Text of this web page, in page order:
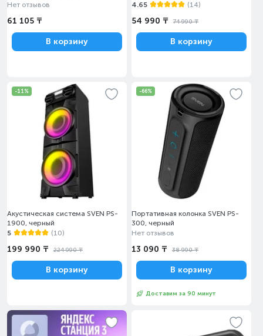
Нет отзывов
61 105 ₸
В корзину
4.65 (14)
54 990 ₸ 74 990 ₸
В корзину
-11%
Акустическая cистема SVEN PS-
1900, черный
5
(10)
199 990 ₸ 224 990 ₸
В корзину
-66%
Портативная колонка SVEN PS-
300, черный
Нет отзывов
13 090 ₸ 38 990 ₸
В корзину
Доставим за 90 минут